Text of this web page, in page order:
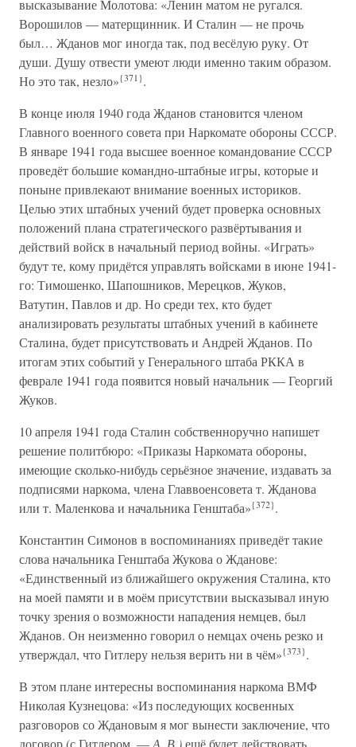
высказывание Молотова: «Ленин матом не ругался.
Ворошилов — матерщинник. И Сталин — не прочь
был… Жданов мог иногда так, под весёлую руку. От
души. Душу отвести умеют люди именно таким образом.
Но это так, незло»{371}.
В конце июля 1940 года Жданов становится членом
Главного военного совета при Наркомате обороны СССР.
В январе 1941 года высшее военное командование СССР
проведёт большие командно-штабные игры, которые и
поныне привлекают внимание военных историков.
Целью этих штабных учений будет проверка основных
положений плана стратегического развёртывания и
действий войск в начальный период войны. «Играть»
будут те, кому придётся управлять войсками в июне 1941-
го: Тимошенко, Шапошников, Мерецков, Жуков,
Ватутин, Павлов и др. Но среди тех, кто будет
анализировать результаты штабных учений в кабинете
Сталина, будет присутствовать и Андрей Жданов. По
итогам этих событий у Генерального штаба РККА в
феврале 1941 года появится новый начальник — Георгий
Жуков.
10 апреля 1941 года Сталин собственноручно напишет
решение политбюро: «Приказы Наркомата обороны,
имеющие сколько-нибудь серьёзное значение, издавать за
подписями наркома, члена Главвоенсовета т. Жданова
или т. Маленкова и начальника Генштаба»{372}.
Константин Симонов в воспоминаниях приведёт такие
слова начальника Генштаба Жукова о Жданове:
«Единственный из ближайшего окружения Сталина, кто
на моей памяти и в моём присутствии высказывал иную
точку зрения о возможности нападения немцев, был
Жданов. Он неизменно говорил о немцах очень резко и
утверждал, что Гитлеру нельзя верить ни в чём»{373}.
В этом плане интересны воспоминания наркома ВМФ
Николая Кузнецова: «Из последующих косвенных
разговоров со Ждановым я мог вынести заключение, что
договор (с Гитлером. — А. В.)ещё будет действовать